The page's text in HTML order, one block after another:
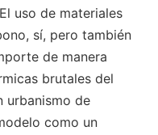
uso de materiales
sí, pero también
de manera
brutales del
urbanismo de
como un